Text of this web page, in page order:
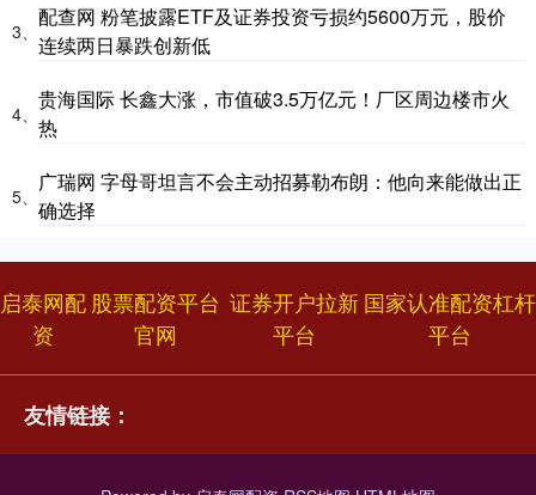
3、
配查网 粉笔披露ETF及证券投资亏损约5600万元，股价
连续两日暴跌创新低
4、
贵海国际 长鑫大涨，市值破3.5万亿元！厂区周边楼市火
热
5、
广瑞网 字母哥坦言不会主动招募勒布朗：他向来能做出正
确选择
启泰网配
资
股票配资平台
官网
证券开户拉新
平台
国家认准配资杠杆
平台
友情链接：